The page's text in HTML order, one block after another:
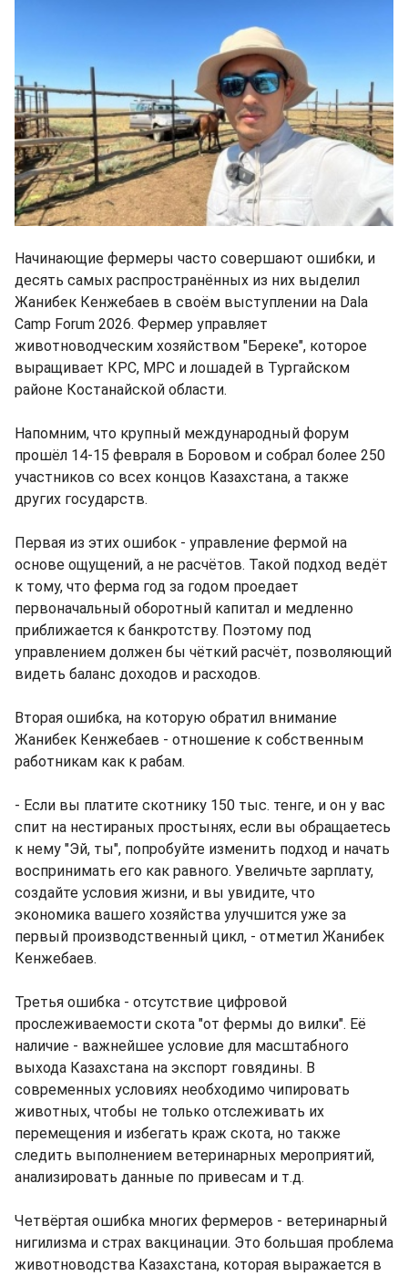
Начинающие фермеры часто совершают ошибки, и
десять самых распространённых из них выделил
Жанибек Кенжебаев в своём выступлении на Dala
Camp Forum 2026. Фермер управляет
животноводческим хозяйством "Береке", которое
выращивает КРС, МРС и лошадей в Тургайском
районе Костанайской области.
Напомним, что крупный международный форум
прошёл 14-15 февраля в Боровом и собрал более 250
участников со всех концов Казахстана, а также
других государств.
Первая из этих ошибок - управление фермой на
основе ощущений, а не расчётов. Такой подход ведёт
к тому, что ферма год за годом проедает
первоначальный оборотный капитал и медленно
приближается к банкротству. Поэтому под
управлением должен бы чёткий расчёт, позволяющий
видеть баланс доходов и расходов.
Вторая ошибка, на которую обратил внимание
Жанибек Кенжебаев - отношение к собственным
работникам как к рабам.
- Если вы платите скотнику 150 тыс. тенге, и он у вас
спит на нестираных простынях, если вы обращаетесь
к нему "Эй, ты", попробуйте изменить подход и начать
воспринимать его как равного. Увеличьте зарплату,
создайте условия жизни, и вы увидите, что
экономика вашего хозяйства улучшится уже за
первый производственный цикл, - отметил Жанибек
Кенжебаев.
Третья ошибка - отсутствие цифровой
прослеживаемости скота "от фермы до вилки". Её
наличие - важнейшее условие для масштабного
выхода Казахстана на экспорт говядины. В
современных условиях необходимо чипировать
животных, чтобы не только отслеживать их
перемещения и избегать краж скота, но также
следить выполнением ветеринарных мероприятий,
анализировать данные по привесам и т.д.
Четвёртая ошибка многих фермеров - ветеринарный
нигилизма и страх вакцинации. Это большая проблема
животноводства Казахстана, которая выражается в